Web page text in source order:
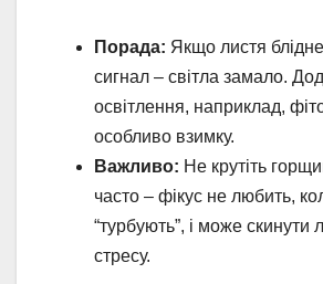
Порада: Якщо листя
сигнал – світла замало.
освітлення, наприклад,
особливо взимку.
Важливо: Не крутіть
часто – фікус не любить,
“турбують”, і може скинути
стресу.